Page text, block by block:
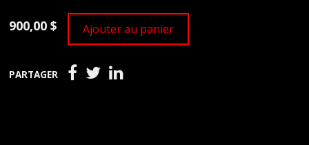
900,00 $ Ajouter au panier
PARTAGER